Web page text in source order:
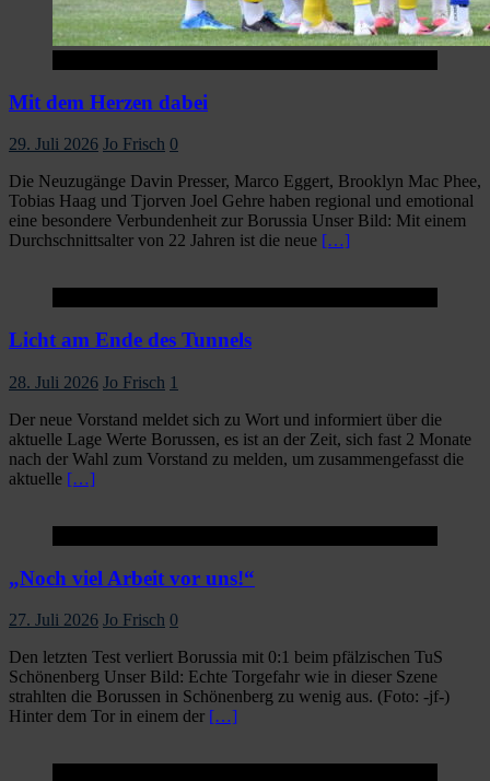
Mit dem Herzen dabei
29. Juli 2026 Jo Frisch 0
Die Neuzugänge Davin Presser, Marco Eggert, Brooklyn Mac Phee,
Tobias Haag und Tjorven Joel Gehre haben regional und emotional
eine besondere Verbundenheit zur Borussia Unser Bild: Mit einem
Durchschnittsalter von 22 Jahren ist die neue […]
Licht am Ende des Tunnels
28. Juli 2026 Jo Frisch 1
Der neue Vorstand meldet sich zu Wort und informiert über die
aktuelle Lage Werte Borussen, es ist an der Zeit, sich fast 2 Monate
nach der Wahl zum Vorstand zu melden, um zusammengefasst die
aktuelle […]
„Noch viel Arbeit vor uns!“
27. Juli 2026 Jo Frisch 0
Den letzten Test verliert Borussia mit 0:1 beim pfälzischen TuS
Schönenberg Unser Bild: Echte Torgefahr wie in dieser Szene
strahlten die Borussen in Schönenberg zu wenig aus. (Foto: -jf-)
Hinter dem Tor in einem der […]